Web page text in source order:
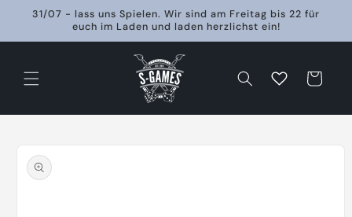
zum
31/07 - lass uns Spielen. Wir sind am Freitag bis 22 für
euch im Laden und laden herzlichst ein!
Warenkorb